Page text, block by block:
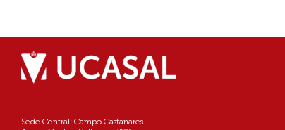
Sede Central: Campo Castañares